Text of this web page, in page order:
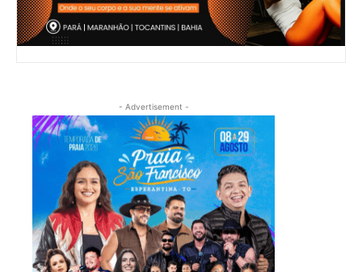
- Advertisement -